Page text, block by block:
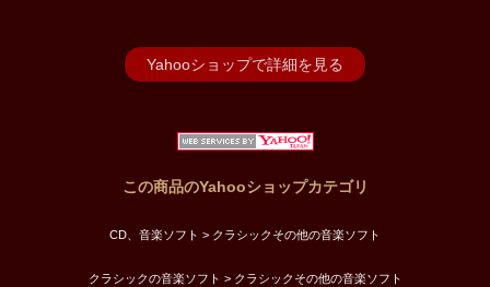
Yahooショップで詳細を見る
この商品のYahooショップカテゴリ
CD、音楽ソフト > クラシックその他の音楽ソフト
クラシックの音楽ソフト > クラシックその他の音楽ソフト